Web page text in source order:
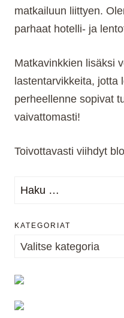
matkailuun liittyen.
parhaat hotelli- ja
Matkavinkkien lisäksi
lastentarvikkeita, jotta
perheellenne sopivat
vaivattomasti!
Toivottavasti viihdyt
Haku:
KATEGORIAT
Kategoriat